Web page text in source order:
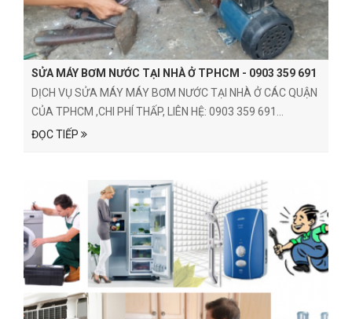
SỬA MÁY BƠM NƯỚC TẠI NHÀ Ở TPHCM - 0903 359 691
DỊCH VỤ SỬA MÁY MÁY BƠM NƯỚC TẠI NHÀ Ở CÁC QUẬN
CỦA TPHCM ,CHI PHÍ THẤP, LIÊN HỆ: 0903 359 691...
ĐỌC TIẾP